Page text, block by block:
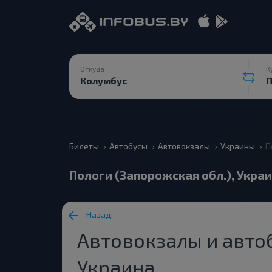
Откуда
Билеты Автобусы Автовокзалы Украины
Пологи (Запорожская обл.),
Назад
Автовокзалы и
Украина